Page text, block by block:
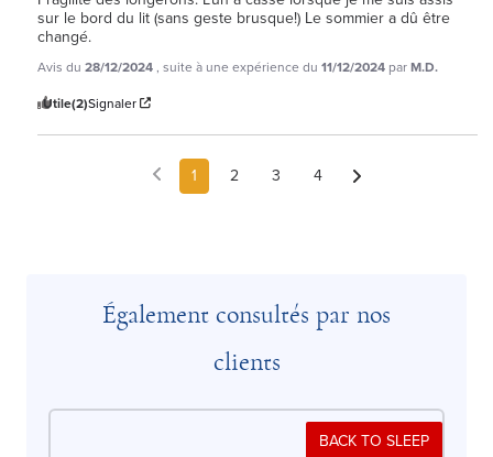
sur le bord du lit (sans geste brusque!) Le sommier a dû être
changé.
Avis du 28/12/2024, suite à une expérience du 11/12/2024 parM.D.
Utile(2)Signaler
1 2 3 4
Également consultés par nos
clients
BACK TO SLEEP